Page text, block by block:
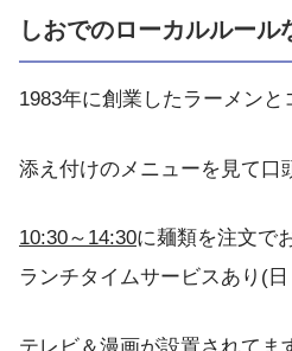
しおでのローカルルール
1983年に創業したラーメンと
添え付けのメニューを見て口
10:30～14:30に麺類を注文で
ランチタイムサービスあり(